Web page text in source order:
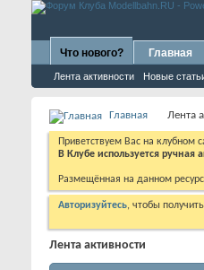
Что нового?
Лента активности Новые
Главная
Главная Лента
Приветствуем Вас на клубном
В Клубе используется
Размещённая на данном
Авторизуйтесь, чтобы
Лента активности